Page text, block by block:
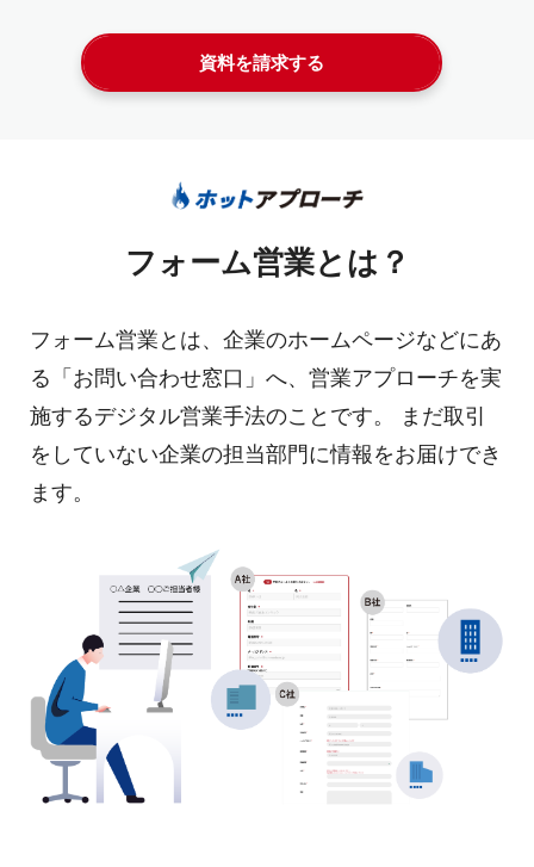
/ 13:00 17:00（弊社休業日を除く）
資料を請求する
フォーム営業とは？
フォーム営業とは、企業のホームページなどにあ
る「お問い合わせ窓口」へ、営業アプローチを実
施するデジタル営業手法のことです。 まだ取引
をしていない企業の担当部門に情報をお届けでき
ます。